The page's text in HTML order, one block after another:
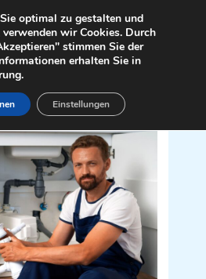
für Bockfließ 2231
optimal zu gestalten und
wir Cookies. Durch
stimmen Sie der
erhalten Sie in
Einstellungen